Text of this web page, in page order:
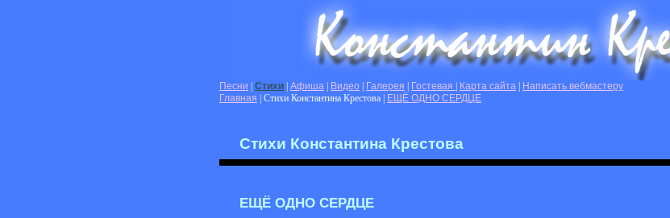
Песни Стихи Афиша Видео Галерея Гостевая Карта сайта
Написать вебмастеру
Главная | Стихи Константина Крестова ЕЩЁ ОДНО СЕРДЦЕ
Стихи Константина Крестова
ЕЩЁ ОДНО СЕРДЦЕ